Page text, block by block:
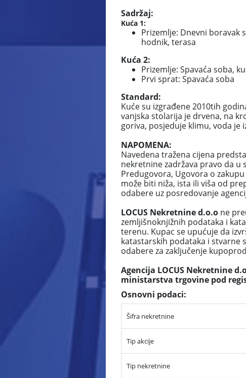
Sadržaj:
Kuća 1:
Prizemlje: Dnevni boravak
hodnik, terasa
Kuća 2:
Prizemlje: Spavaća soba,
Prvi sprat: Spavaća soba
Standard:
Kuće su izgrađene 2010tih
vanjska stolarija je drvena, na
goriva, posjeduje klimu, voda je
NAPOMENA:
Navedena tražena cijena
nekretnine zadržava pravo da u
Predugovora, Ugovora o
može biti niža, ista ili viša od
odabere uz posredovanje
LOCUS Nekretnine d.o.o ne
zemljišnoknjižnih podataka i
terenu. Kupac se upućuje da
katastarskih podataka i stvarne
odabere za zaključenje
Agencija LOCUS Nekretnine
ministarstva trgovine pod
Osnovni podaci:
Šifra nekretnine
Tip akcije
Tip nekretnine